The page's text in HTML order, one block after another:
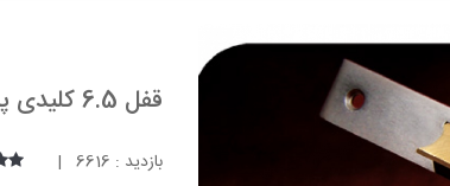
قفل 6.5 کلیدی پرستو زبانه برنجی
بازدید : 6616 |